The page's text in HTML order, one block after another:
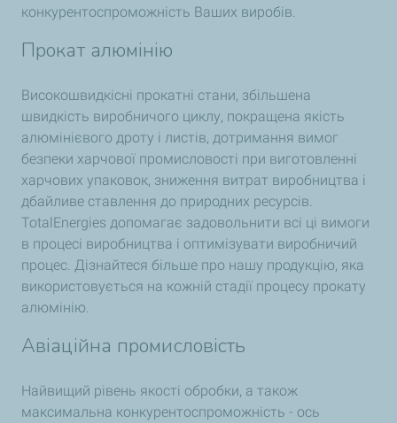
конкурентоспроможність Ваших виробів.
Прокат алюмінію
Високошвидкісні прокатні стани, збільшена
швидкість виробничого циклу, покращена якість
алюмінієвого дроту і листів, дотримання вимог
безпеки харчової промисловості при виготовленні
харчових упаковок, зниження витрат виробництва і
дбайливе ставлення до природних ресурсів.
TotalEnergies допомагає задовольнити всі ці вимоги
в процесі виробництва і оптимізувати виробничий
процес. Дізнайтеся більше про нашу продукцію, яка
використовується на кожній стадії процесу прокату
алюмінію.
Авіаційна промисловість
Найвищий рівень якості обробки, а також
максимальна конкурентоспроможність - ось